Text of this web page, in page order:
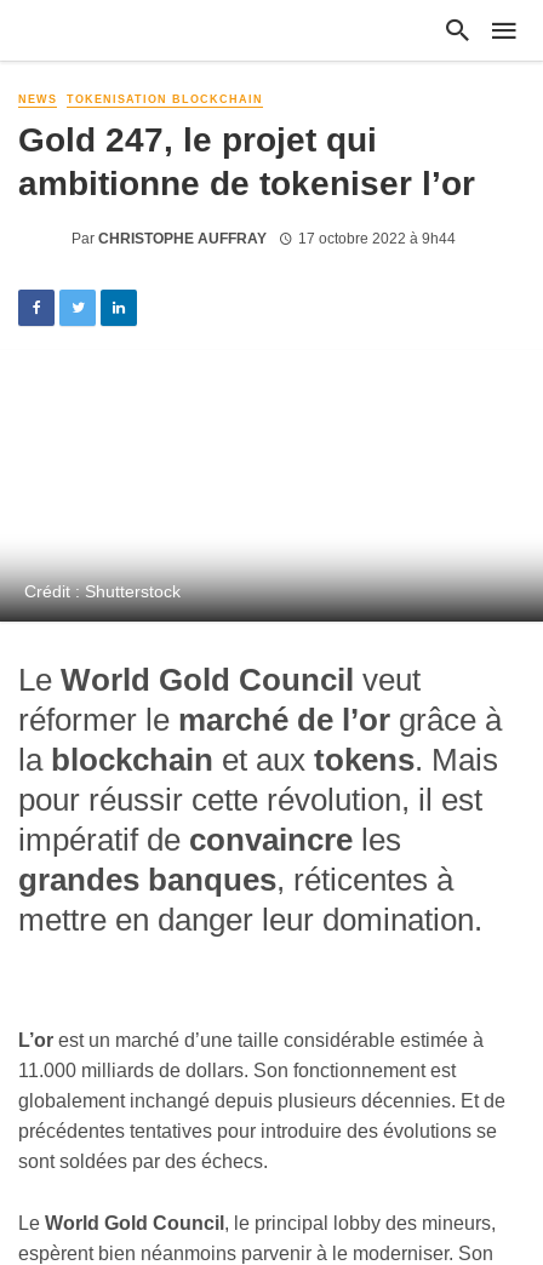
NEWS TOKENISATION BLOCKCHAIN
Gold 247, le projet qui
ambitionne de tokeniser l’or
Par CHRISTOPHE AUFFRAY 17 octobre 2022 à 9h44
Crédit : Shutterstock
Le World Gold Council veut
réformer le marché de l’or grâce à
la blockchain et aux tokens. Mais
pour réussir cette révolution, il est
impératif de convaincre les
grandes banques, réticentes à
mettre en danger leur domination.
L’or est un marché d’une taille considérable estimée à
11.000 milliards de dollars. Son fonctionnement est
globalement inchangé depuis plusieurs décennies. Et de
précédentes tentatives pour introduire des évolutions se
sont soldées par des échecs.
Le World Gold Council , le principal lobby des mineurs,
espèrent bien néanmoins parvenir à le moderniser. Son